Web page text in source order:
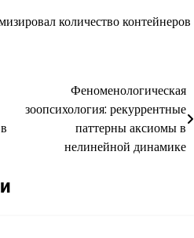
количество контейнеров
Феноменологическая
зоопсихология: рекуррентные
паттерны аксиомы в
нелинейной динамике